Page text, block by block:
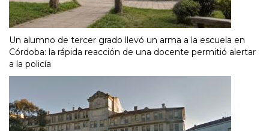
Un alumno de tercer grado llevó un arma a la escuela en
Córdoba: la rápida reacción de una docente permitió alertar
a la policía